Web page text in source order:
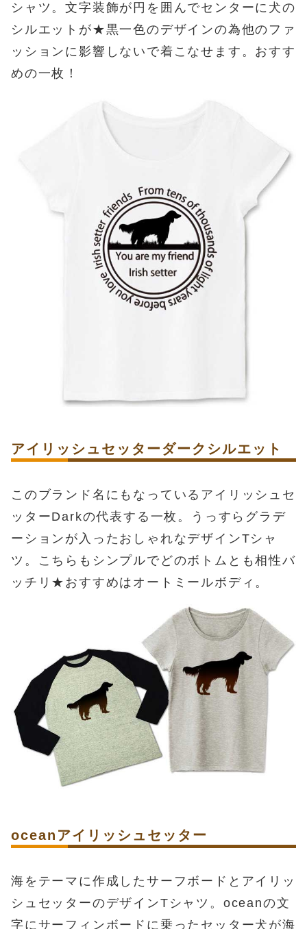
シャツ。文字装飾が円を囲んでセンターに犬の
シルエットが★黒一色のデザインの為他のファ
ッションに影響しないで着こなせます。おすす
めの一枚！
アイリッシュセッターダークシルエット
このブランド名にもなっているアイリッシュセ
ッターDarkの代表する一枚。うっすらグラデ
ーションが入ったおしゃれなデザインTシャ
ツ。こちらもシンプルでどのボトムとも相性バ
ッチリ★おすすめはオートミールボディ。
oceanアイリッシュセッター
海をテーマに作成したサーフボードとアイリッ
シュセッターのデザインTシャツ。oceanの文
字にサーフィンボードに乗ったセッター犬が海